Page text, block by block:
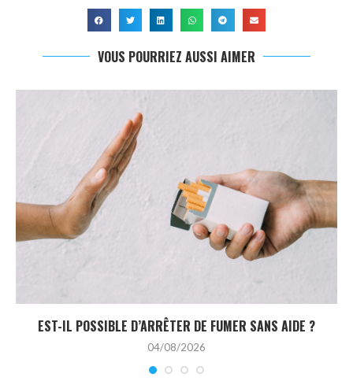
VOUS POURRIEZ AUSSI AIMER
EST-IL POSSIBLE D’ARRÊTER DE FUMER SANS AIDE ?
04/08/2026